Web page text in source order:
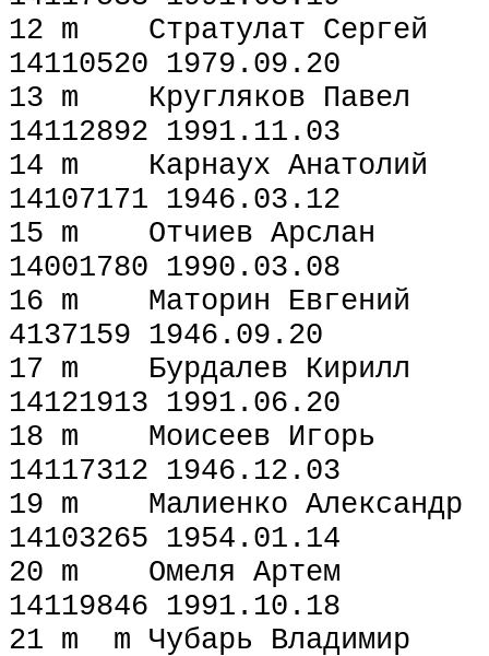
12 m Стратулат
14110520 1979.09.20
13 m Кругляков
14112892 1991.11.03
14 m Карнаух
14107171 1946.03.12
15 m Отчиев
14001780 1990.03.08
16 m Маторин
4137159 1946.09.20
17 m Бурдалев
14121913 1991.06.20
18 m Моисеев
14117312 1946.12.03
19 m Малиенко
14103265 1954.01.14
20 m Омеля
14119846 1991.10.18
21 m m Чубарь